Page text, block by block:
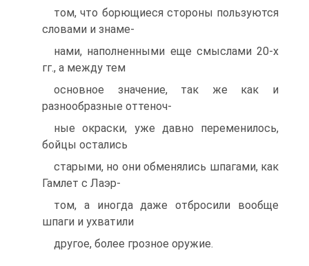
том, что борющиеся стороны пользуются
словами и знаме-
нами, наполненными еще смыслами 20-х
гг., а между тем
основное значение, так же как и
разнообразные оттеноч-
ные окраски, уже давно переменилось,
бойцы остались
старыми, но они обменялись шпагами, как
Гамлет с Лаэр-
том, а иногда даже отбросили вообще
шпаги и ухватили
другое, более грозное оружие.